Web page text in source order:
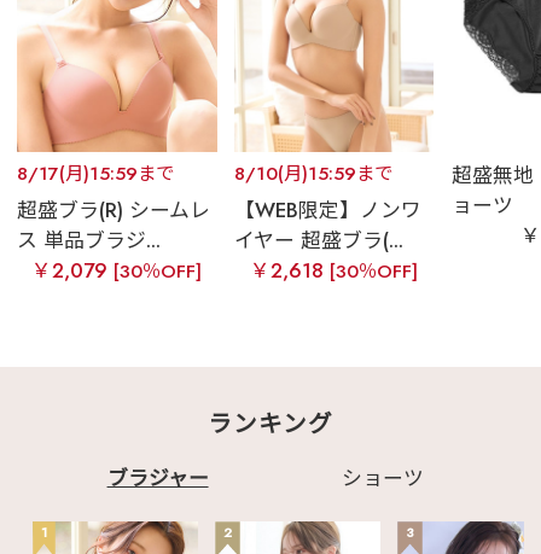
8/17(月)15:59まで
超盛ブラ(R) シームレ
ス 単品ブラジ...
￥2,079 [30％OFF]
8/10(月)15:59まで
【WEB限定】ノンワ
イヤー 超盛ブラ(...
￥2,618 [30％OFF]
超盛無地
ョーツ
ランキング
ブラジャー ショーツ
1 2 3